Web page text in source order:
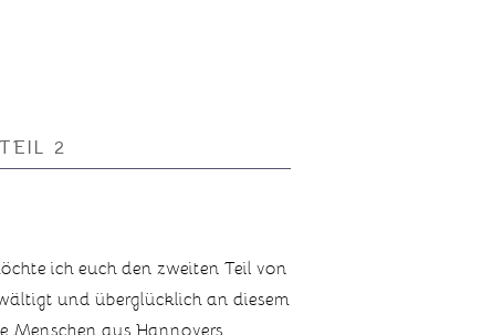
2
ich euch den zweiten Teil von
und überglücklich an diesem
Menschen aus Hannovers